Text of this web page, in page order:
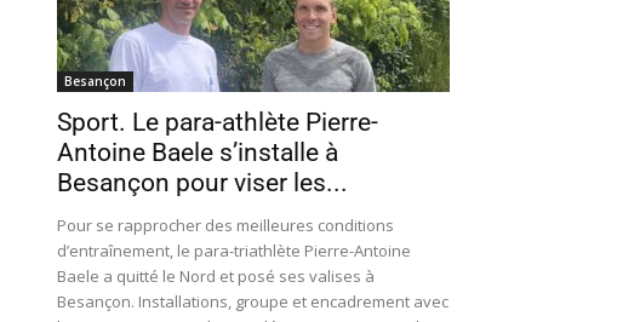
Besançon
Sport. Le para-athlète Pierre-
Antoine Baele s’installe à
Besançon pour viser les...
Pour se rapprocher des meilleures conditions
d’entraînement, le para-triathlète Pierre-Antoine
Baele a quitté le Nord et posé ses valises à
Besançon. Installations, groupe et encadrement avec